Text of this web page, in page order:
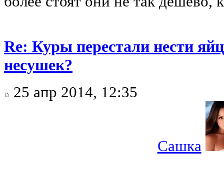
Re: Куры перестали нести
несушек?
25 апр 2014, 12:35
Сашка